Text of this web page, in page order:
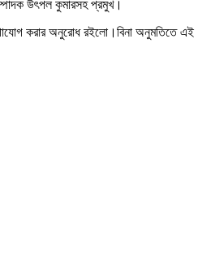
উৎপল কুমারসহ প্রমুখ।
করার অনুরোধ রইলো।বিনা অনুমতিতে এই